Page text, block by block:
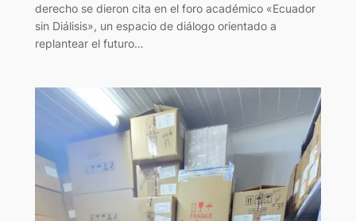
derecho se dieron cita en el foro académico «Ecuador
sin Diálisis», un espacio de diálogo orientado a
replantear el futuro…